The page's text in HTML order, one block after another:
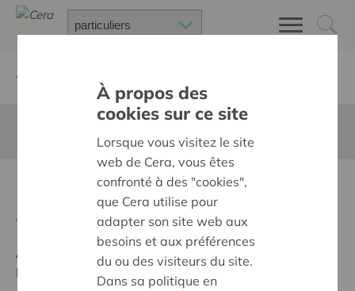
De Grootste Schat
Ambition:
Une société solidaire et respectueuse, sans
barrières
À propos des
cookies sur ce site
Lorsque vous visitez le site
web de Cera, vous êtes
confronté à des "cookies",
que Cera utilise pour
adapter son site web aux
besoins et aux préférences
du ou des visiteurs du site.
Dans sa politique en